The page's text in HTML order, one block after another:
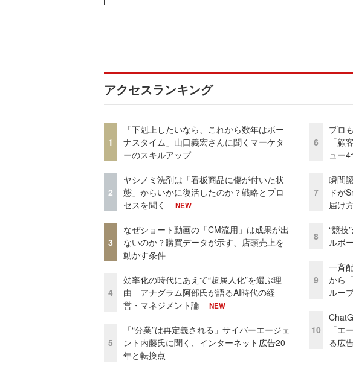
アクセスランキング
1
「下剋上したいなら、これから数年はボー
ナスタイム」山口義宏さんに聞くマーケタ
ーのスキルアップ
2
ヤシノミ洗剤は「看板商品に傷が付いた状
態」からいかに復活したのか？戦略とプロ
セスを聞く
NEW
3
なぜショート動画の「CM流用」は成果が出
ないのか？購買データが示す、店頭売上を
動かす条件
4
効率化の時代にあえて“超属人化”を選ぶ理
由 アナグラム阿部氏が語るAI時代の経
営・マネジメント論
NEW
5
「“分業”は再定義される」サイバーエージェ
ント内藤氏に聞く、インターネット広告20
年と転換点
6
プロ
「顧
ュー
7
瞬間
ドが
届け方
8
“競技
ルボ
9
一斉
から
ルー
10
「エ
る広